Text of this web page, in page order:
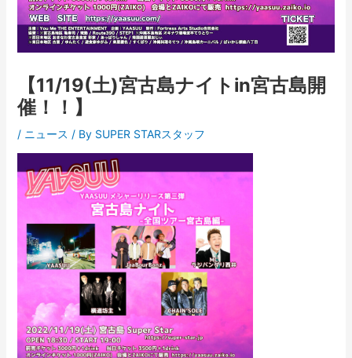
【11/19(土)宮古島ナイトin宮古島開
催！！】
/ ニュース / By SUPER STARスタッフ